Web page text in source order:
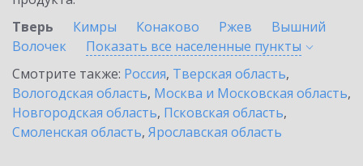
Тверь
Кимры Конаково Ржев
Вышний
Волочек
Показать все населенные пункты
Смотрите также: Россия, Тверская область,
Вологодская область, Москва и Московская область,
Новгородская область, Псковская область,
Смоленская область, Ярославская область